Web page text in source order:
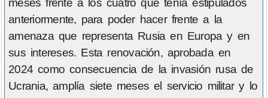
meses frente a los cuatro que tenía estipulados
anteriormente, para poder hacer frente a la
amenaza que representa Rusia en Europa y en
sus intereses. Esta renovación, aprobada en
2024 como consecuencia de la invasión rusa de
Ucrania, amplía siete meses el servicio militar y lo